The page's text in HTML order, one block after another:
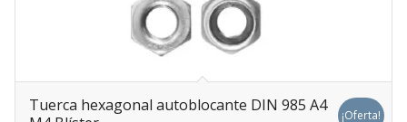
Tuerca hexagonal autoblocante DIN 985 A4
¡Oferta!